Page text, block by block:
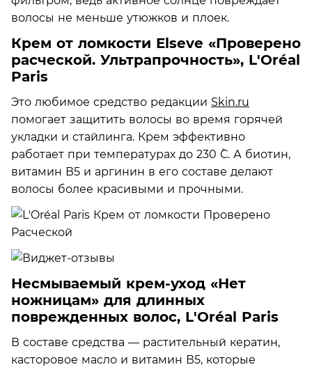
волосы не меньше утюжков и плоек.
Крем от ломкости Elseve «Проверено
расческой. Ультрапрочность», L'Oréal
Paris
Это любимое средство редакции Skin.ru
помогает защитить волосы во время горячей
укладки и стайлинга. Крем эффективно
работает при температурах до 230 ˚С. А биотин,
витамин В5 и аргинин в его составе делают
волосы более красивыми и прочными.
Несмываемый крем-уход «Нет
ножницам» для длинных
поврежденных волос, L'Oréal Paris
В составе средства — растительный кератин,
касторовое масло и витамин В5, которые